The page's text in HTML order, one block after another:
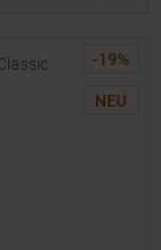
-19%
NEU